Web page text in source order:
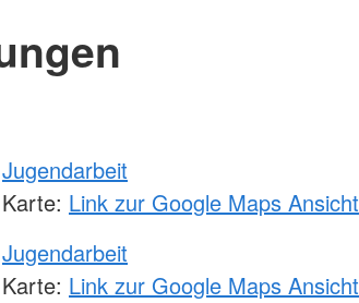
Jugendarbeit
Karte: Link zur Google Maps Ansicht
Jugendarbeit
Karte: Link zur Google Maps Ansicht